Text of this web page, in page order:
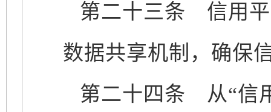
第二十三条 信用平
数据共享机制，确保
第二十四条 从“信